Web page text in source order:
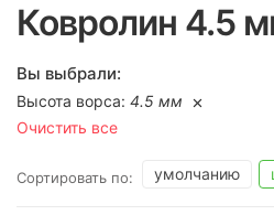
Ковролин 4.5
Вы выбрали:
Высота ворса: 4.5 мм
Очистить все
Сортировать по: умолчанию